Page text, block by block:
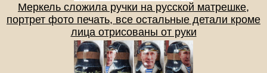
Меркель сложила ручки на русской матрешке,
портрет фото печать, все остальные детали кроме
лица отрисованы от руки